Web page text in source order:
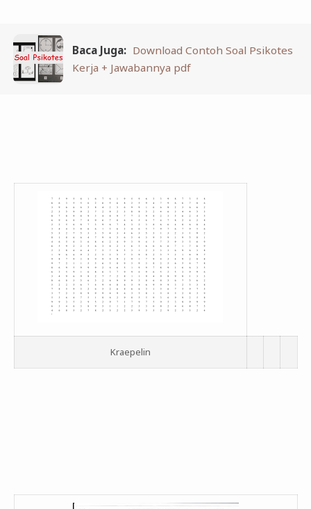
Baca Juga: Download Contoh Soal Psikotes
Kerja + Jawabannya pdf
Kraepelin